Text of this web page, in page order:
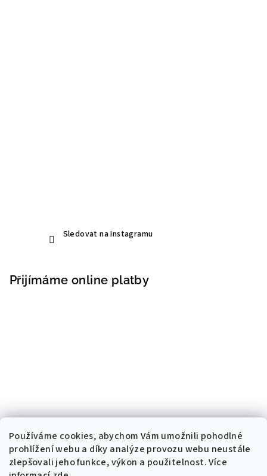
Používáme cookies, abychom Vám umožnili pohodlné
prohlížení webu a díky analýze provozu webu neustále
zlepšovali jeho funkce, výkon a použitelnost. Více
Sledovat na Instagramu
Přijímáme online platby